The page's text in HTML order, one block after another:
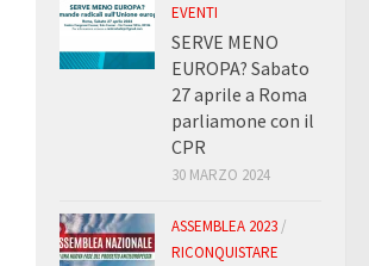
EVENTI
SERVE MENO
EUROPA? Sabato
27 aprile a Roma
parliamone con il
CPR
30 MARZO 2024
ASSEMBLEA 2023 /
RICONQUISTARE